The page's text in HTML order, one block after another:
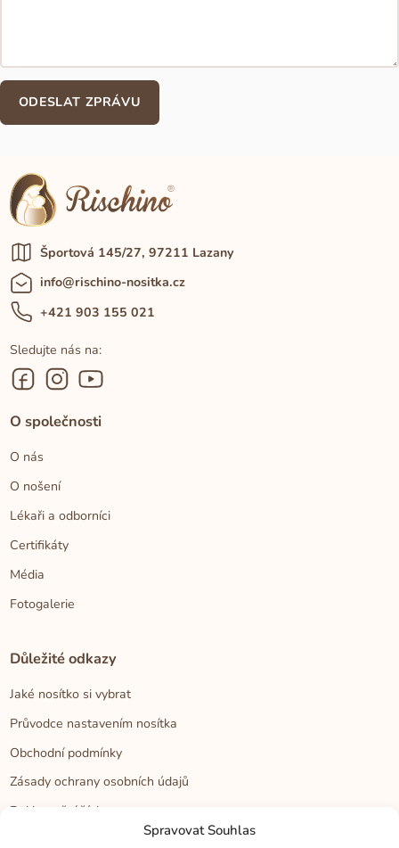
Spravovat Souhlas
Športová 145/27, 97211 Lazany
info@rischino-nositka.cz
+421 903 155 021
Sledujte nás na:
O společnosti
O nás
O nošení
Lékaři a odborníci
Certifikáty
Média
Fotogalerie
Důležité odkazy
Jaké nosítko si vybrat
Průvodce nastavením nosítka
Obchodní podmínky
Zásady ochrany osobních údajů
Reklamační řád